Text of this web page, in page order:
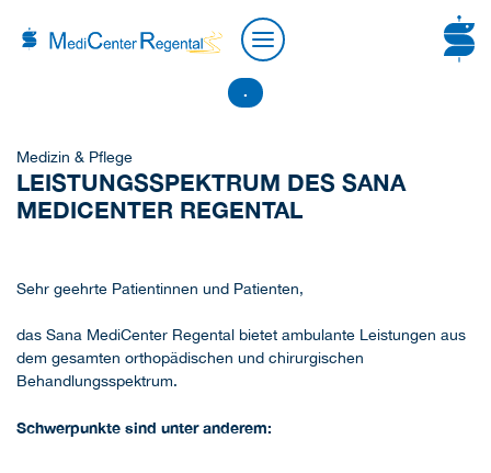
.
Medizin & Pflege
LEISTUNGSSPEKTRUM DES SANA
MEDICENTER REGENTAL
Sehr geehrte Patientinnen und Patienten,
das Sana MediCenter Regental bietet ambulante Leistungen aus
dem gesamten orthopädischen und chirurgischen
Behandlungsspektrum.
Schwerpunkte sind unter anderem: